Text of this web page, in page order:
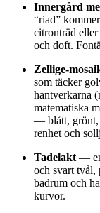
Innergård
“riad”
citronträd
och doft.
Zellige-
som täcker
hantverkarna
matematiska
— blått, grönt,
renhet och
Tadelakt —
och svart tvål,
badrum och
kurvor.